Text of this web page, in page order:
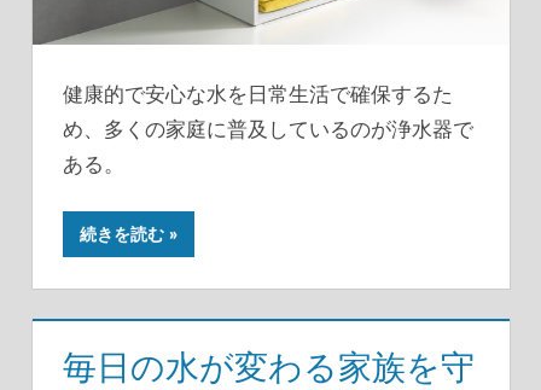
健康的で安心な水を日常生活で確保するた
め、多くの家庭に普及しているのが浄水器で
ある。
続きを読む
毎日の水が変わる家族を守